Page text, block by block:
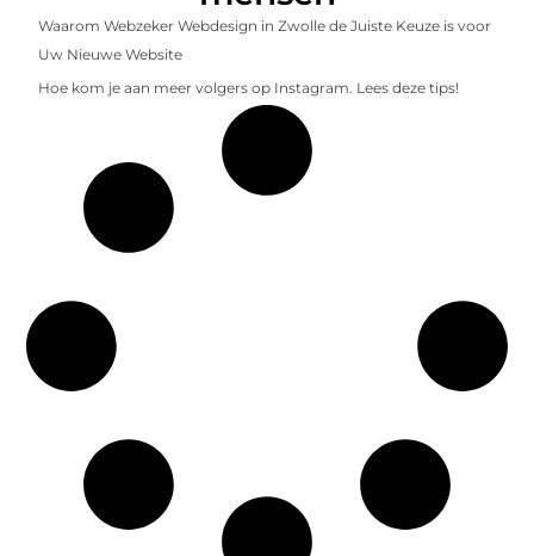
Waarom Webzeker Webdesign in Zwolle de Juiste Keuze is voor
Uw Nieuwe Website
Hoe kom je aan meer volgers op Instagram. Lees deze tips!